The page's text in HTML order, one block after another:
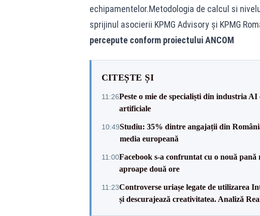
echipamentelor.Metodologia de calcul si
sprijinul asocierii KPMG Advisory și KPMG
percepute conform proiectului ANCOM
CITEȘTE ȘI
11:26Peste o mie de specialiști din industria
artificiale
10:49Studiu: 35% dintre angajații din
media europeană
11:00Facebook s-a confruntat cu o nouă
aproape două ore
11:23Controverse uriașe legate de utilizarea
și descurajează creativitatea. Analiză